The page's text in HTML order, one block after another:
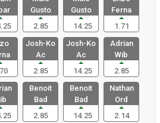
Gusto
2.85
Gusto
14.25
Ferna
1.71
Josh-Ko
Ac
2.85
Josh-Ko
Ac
14.25
Adrian
Wib
2.85
Benoit
Bad
2.85
Benoit
Bad
14.25
Nathan
Ord
2.14